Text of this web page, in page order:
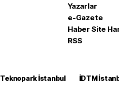
Yazarlar
e-Gazete
Haber Site
RSS
Teknopark İstanbul İDTM